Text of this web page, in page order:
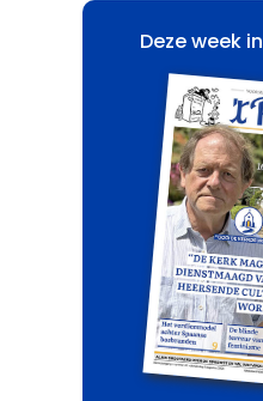
Deze week in